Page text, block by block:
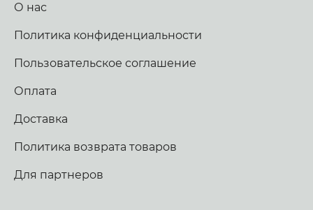
О нас
Политика конфиденциальности
Пользовательское соглашение
Оплата
Доставка
Политика возврата товаров
Для партнеров